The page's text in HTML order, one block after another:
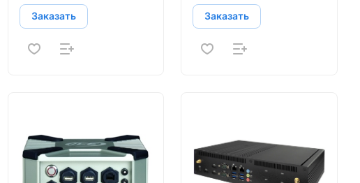
Заказать Заказать